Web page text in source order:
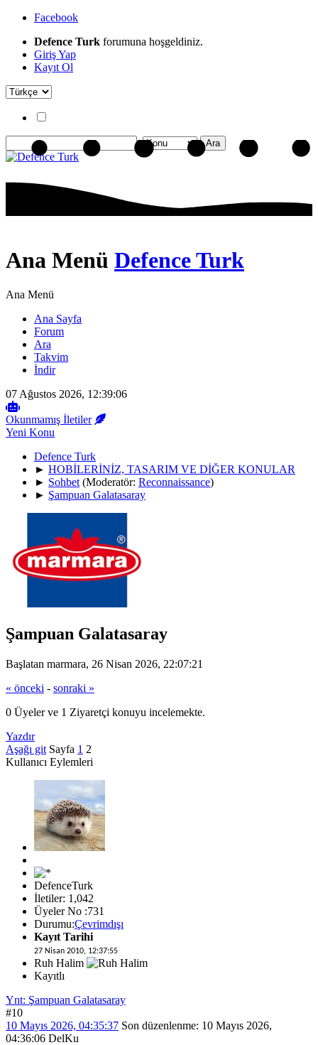
Facebook
Defence Turk forumuna hoşgeldiniz.
Giriş Yap
Kayıt Ol
Ana Menü Defence Turk
Ana Menü
Ana Sayfa
Forum
Ara
Takvim
İndir
07 Ağustos 2026, 12:39:06
Okunmamış İletiler
Yeni Konu
Defence Turk
► HOBİLERİNİZ, TASARIM VE DİĞER KONULAR
► Sohbet (Moderatör: Reconnaissance)
► Şampuan Galatasaray
Şampuan Galatasaray
Başlatan marmara, 26 Nisan 2026, 22:07:21
« önceki - sonraki »
0 Üyeler ve 1 Ziyaretçi konuyu incelemekte.
Yazdır
Aşağı git Sayfa 1 2
Kullanıcı Eylemleri
DefenceTurk
İletiler: 1,042
Üyeler No :731
Durumu:Çevrimdışı
Kayıt Tarihi
27 Nisan 2010, 12:37:55
Ruh Halim
Kayıtlı
Ynt: Şampuan Galatasaray
#10
10 Mayıs 2026, 04:35:37 Son düzenlenme: 10 Mayıs 2026,
04:36:06 DelKu